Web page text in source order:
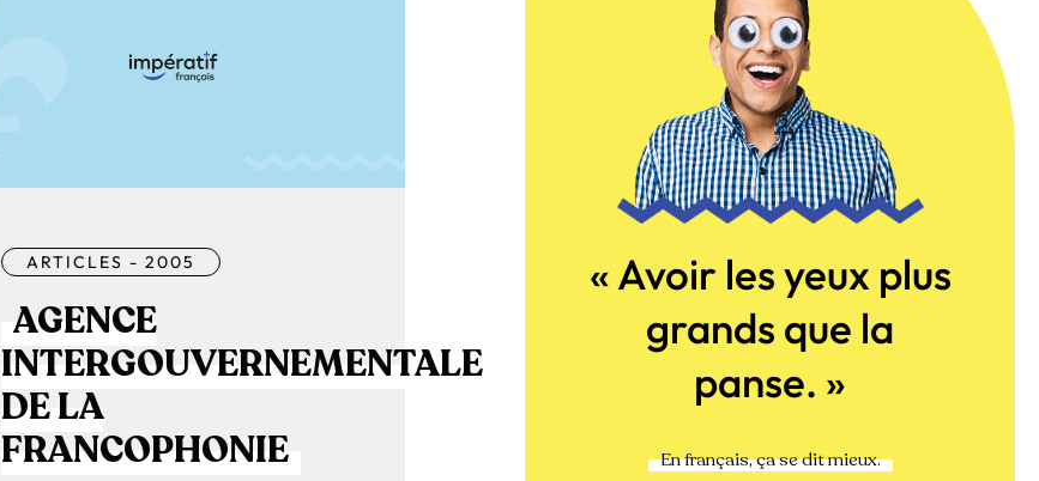
ARTICLES - 2005
AGENCE
INTERGOUVERNEMENTALE
DE LA
FRANCOPHONIE
« Avoir les yeux plus
grands que la
panse. »
En français, ça se dit mieux.